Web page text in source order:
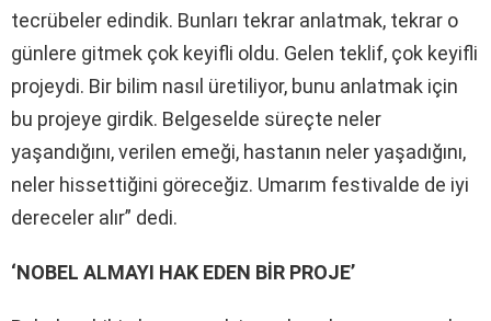
tecrübeler edindik. Bunları tekrar anlatmak, tekrar o
günlere gitmek çok keyifli oldu. Gelen teklif, çok keyifli
projeydi. Bir bilim nasıl üretiliyor, bunu anlatmak için
bu projeye girdik. Belgeselde süreçte neler
yaşandığını, verilen emeği, hastanın neler yaşadığını,
neler hissettiğini göreceğiz. Umarım festivalde de iyi
dereceler alır” dedi.
‘NOBEL ALMAYI HAK EDEN BİR PROJE’